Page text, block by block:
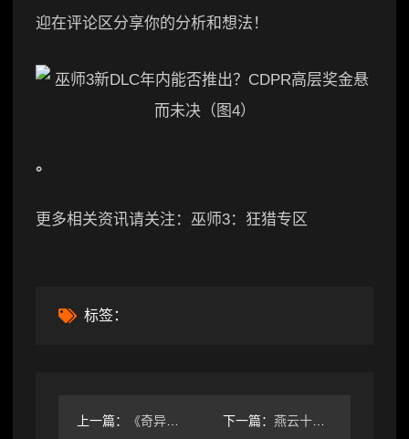
迎在评论区分享你的分析和想法！
。
更多相关资讯请关注：巫师3：狂猎专区
标签：
上一篇： 《奇异人生》新作评级意外曝光？麦克斯与克洛伊重聚引争议 下一篇： 燕云十六声众生不平事怎么触发？详解回溯方法与时间调整技巧